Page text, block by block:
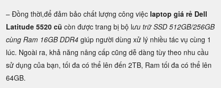
– Đồng thời,để đảm bảo chất lượng công việc laptop giá rẻ Dell
Latitude 5520 cũ còn được trang bị bộ lưu trữ SSD 512GB/256GB
cùng Ram 16GB DDR4 giúp người dùng xử lý nhiều tác vụ cùng 1
lúc. Ngoài ra, khả năng nâng cấp cũng dễ dàng tùy theo nhu cầu
sử dụng của bạn, tối đa có thể lên đến 2TB, Ram tối đa có thể lên
64GB.